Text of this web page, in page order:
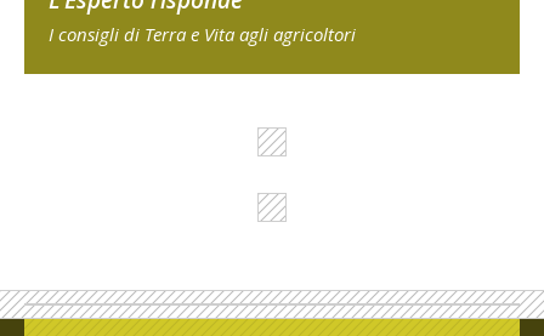
I consigli di Terra e Vita agli agricoltori